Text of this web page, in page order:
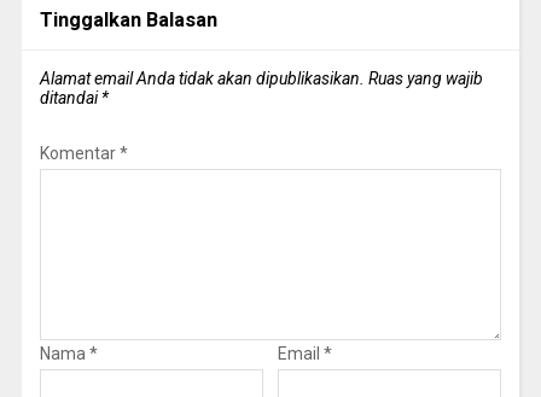
Tinggalkan Balasan
Alamat email Anda tidak akan dipublikasikan. Ruas yang wajib
ditandai*
Komentar*
Nama * Email *